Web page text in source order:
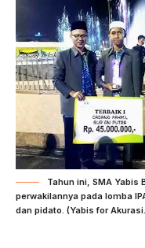
Tahun ini, SMA
perwakilannya pada lomba
dan pidato. (Yabis for